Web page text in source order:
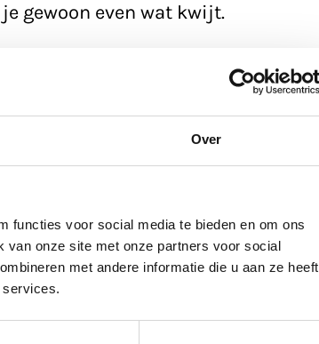
Over
functies voor social media te bieden en om ons
van onze site met onze partners voor social
met andere informatie die u aan ze heeft
gewoon even wat kwijt.